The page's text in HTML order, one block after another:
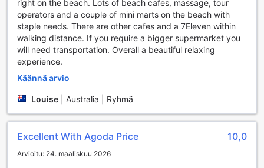
että voit nauttia herkullisista aterioista omaan rauhaasi
ilman, että sinun tarvitsee poistua huoneestasi. Lisäksi
päivittäinen siivouspalvelu varmistaa, että majoitustilasi
pysyy aina siistinä ja viihtyisänä. Jos matkustat
suuremmalla porukalla tai tarvitset apua matkatavaroidesi
kanssa, voit hyödyntää hotellin
matkatavarasäilytyspalvelua, joka pitää tavarasi turvassa ja
helposti saatavilla.
Hotellissa on myös kätevä pesulapalvelu sekä kuivapesu,
jotka mahdollistavat puhtaiden vaatteiden nauttimisen
varmistamiseksi voit käyttää hotellin tallelokeroita, joissa
voit säilyttää arvokkaita esineitäsi huoletta. Ilmainen Wi-Fi
on saatavilla kaikissa huoneissa ja julkisissa tiloissa, joten
right on the beach. Lots of beach cafes, massage, tour
operators and a couple of mini marts on the beach with
staple needs. There are other cafes and a 7Eleven within
walking distance. If you require a bigger supermarket you
will need transportation. Overall a beautiful relaxing
experience.
Käännä arvio
Louise Australia | Ryhmä
Excellent With Agoda Price 10,0
Arvioitu: 24. maaliskuu 2026